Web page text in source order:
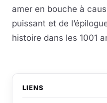
amer en bouche à
puissant et de
histoire dans les 1001
LIENS